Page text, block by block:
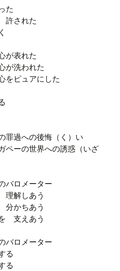
た
許された
が表れた
が洗われた
をピュアにした
過への後悔（く）い
ーの世界への誘惑（いざ
バロメーター
理解しあう
分かちあう
支えあう
バロメーター
る
る